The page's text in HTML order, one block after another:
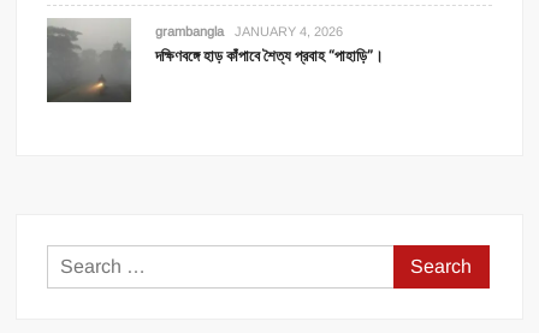
grambangla JANUARY 4, 2026
দক্ষিণবঙ্গে হাড় কাঁপাবে শৈত্য প্রবাহ “পাহাড়ি”।
Search
for: